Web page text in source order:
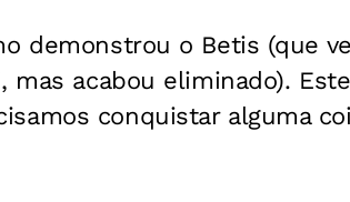
demonstrou o Betis (que
mas acabou eliminado).
conquistar alguma